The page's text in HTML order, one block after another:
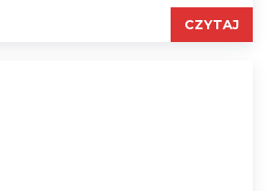
CZYTAJ